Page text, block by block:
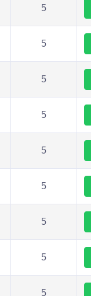
5
5
5
5
5
5
5
5
5